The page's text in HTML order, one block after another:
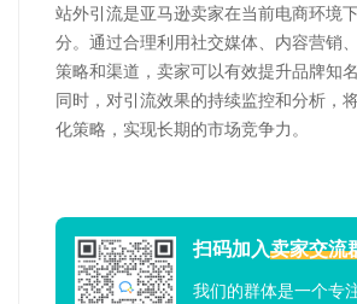
站外引流是亚马逊卖家在当前电商环境
分。通过合理利用社交媒体、内容营销
策略和渠道，卖家可以有效提升品牌知
同时，对引流效果的持续监控和分析，
化策略，实现长期的市场竞争力。
扫码加入卖家交流
我们的群体是一个专